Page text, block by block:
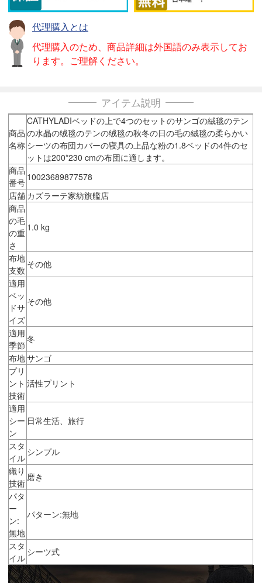
代理購入とは
代理購入のため、商品詳細は外国語のみ表示してお
ります。ご理解ください。
アイテム説明
商品
名称
CATHYLADIベッドの上で4つのセットのサンゴの絨毯のテン
の水晶の绒毯のテンの绒毯の秋冬の日の毛の絨毯の柔らかい
シーツの布団カバーの寝具の上品な粉の1.8ベッドの4件のセ
ットは200*230 cmの布団に適します。
商品
番号 10023689877578
店舗 カズラーテ家紡旗艦店
商品
の毛
の重
さ
1.0 kg
布地
支数
その他
適用
ベッ
ドサ
イズ
その他
適用
季節
冬
布地サンゴ
プリ
ント
技術
活性プリント
適用
シー
ン
日常生活、旅行
スタ
イル
シンプル
織り
技術
磨き
パタ
ー
ン:
無地
パターン:無地
スタ
イル
シーツ式